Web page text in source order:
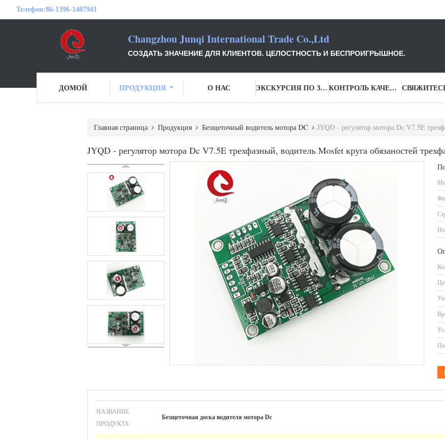
Телефон:86-1396-1407941
Changzhou Junqi International Trade Co.,Ltd
СОЗДАТЬ ЗНАЧЕНИЕ ДЛЯ КЛИЕНТОВ. ЦЕЛОСТНОСТЬ И БЕСПРОИГРЫШНОЕ.
ДОМОЙ ПРОДУКЦИЯ О НАС ЭКСКУРСИЯ ПО ЗАВОДУ КОНТРОЛЬ КАЧЕСТВА
Главная страница Продукция Безщеточный водитель мотора DC JYQD - регулятор мотора Dc V7.5E
JYQD - регулятор мотора Dc V7.5E трехфазный, водитель Mosfet круга обязаностей
НАЗВАНИЕ
ПРОДУКТА:
Безщеточная доска водителя мотора Dc